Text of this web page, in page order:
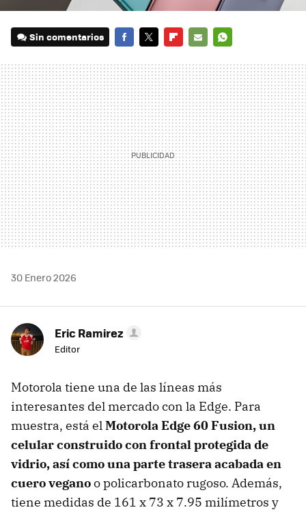
Sin comentarios
MAIL
30 Enero 2026
Eric Ramirez
Editor
Motorola tiene una de las líneas más
interesantes del mercado con la Edge. Para
muestra, está elMotorola Edge60 Fusion, un
celular construido confrontal protegida de
vidrio, así como una parte trasera acabada en
cuero veganoo policarbonato rugoso. Además,
tiene medidas de 161 x 73 x 7.95 milímetros y